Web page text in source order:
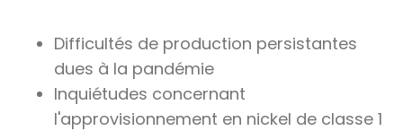
Difficultés de production persistantes
dues à la pandémie
Inquiétudes concernant
l'approvisionnement en nickel de classe 1